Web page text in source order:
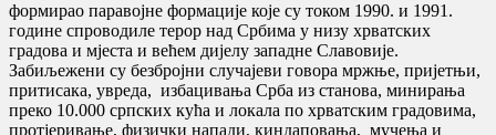
формирао паравојне формације које су током 1990. и 1991.
године спроводиле терор над Србима у низу хрватских
градова и мјеста и већем дијелу западне Славовије.
Забиљежени су безбројни случајеви говора мржње, пријетњи,
притисака, увреда, избацивања Срба из станова, минирања
преко 10.000 српских кућа и локала по хрватским градовима,
протјеривање, физички напади, киндаповања, мучења и